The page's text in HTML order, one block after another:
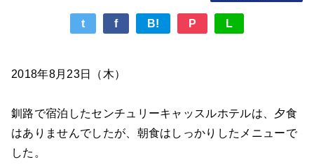
t f B! P L
2018年8月23日（木）
釧路で宿泊したセンチュリーキャッスルホテルは、夕食
はありませんでしたが、朝食はしっかりしたメニューで
した。